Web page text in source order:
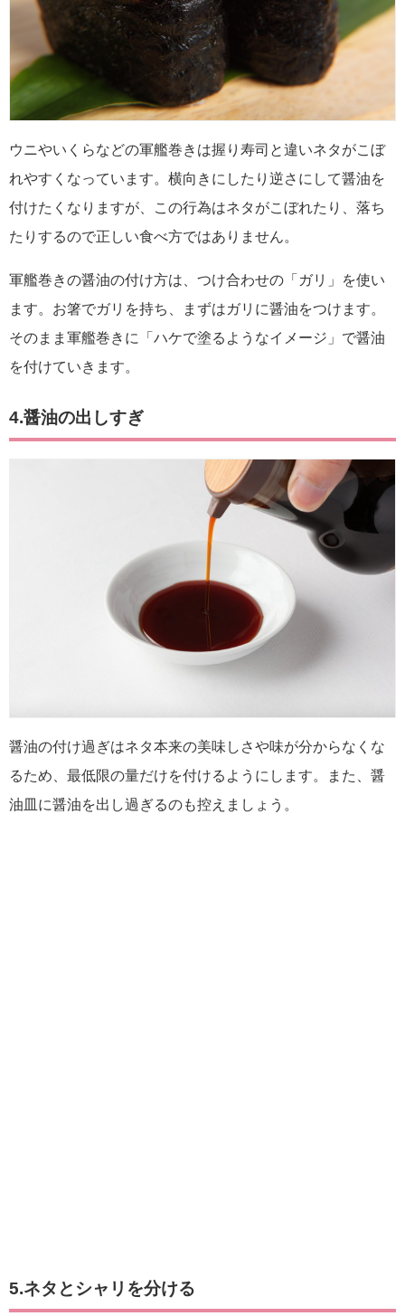
ウニやいくらなどの軍艦巻きは握り寿司と違いネタがこぼ
れやすくなっています。横向きにしたり逆さにして醤油を
付けたくなりますが、この行為はネタがこぼれたり、落ち
たりするので正しい食べ方ではありません。
軍艦巻きの醤油の付け方は、つけ合わせの「ガリ」を使い
ます。お箸でガリを持ち、まずはガリに醤油をつけます。
そのまま軍艦巻きに「ハケで塗るようなイメージ」で醤油
を付けていきます。
4.醤油の出しすぎ
醤油の付け過ぎはネタ本来の美味しさや味が分からなくな
るため、最低限の量だけを付けるようにします。また、醤
油皿に醤油を出し過ぎるのも控えましょう。
5.ネタとシャリを分ける